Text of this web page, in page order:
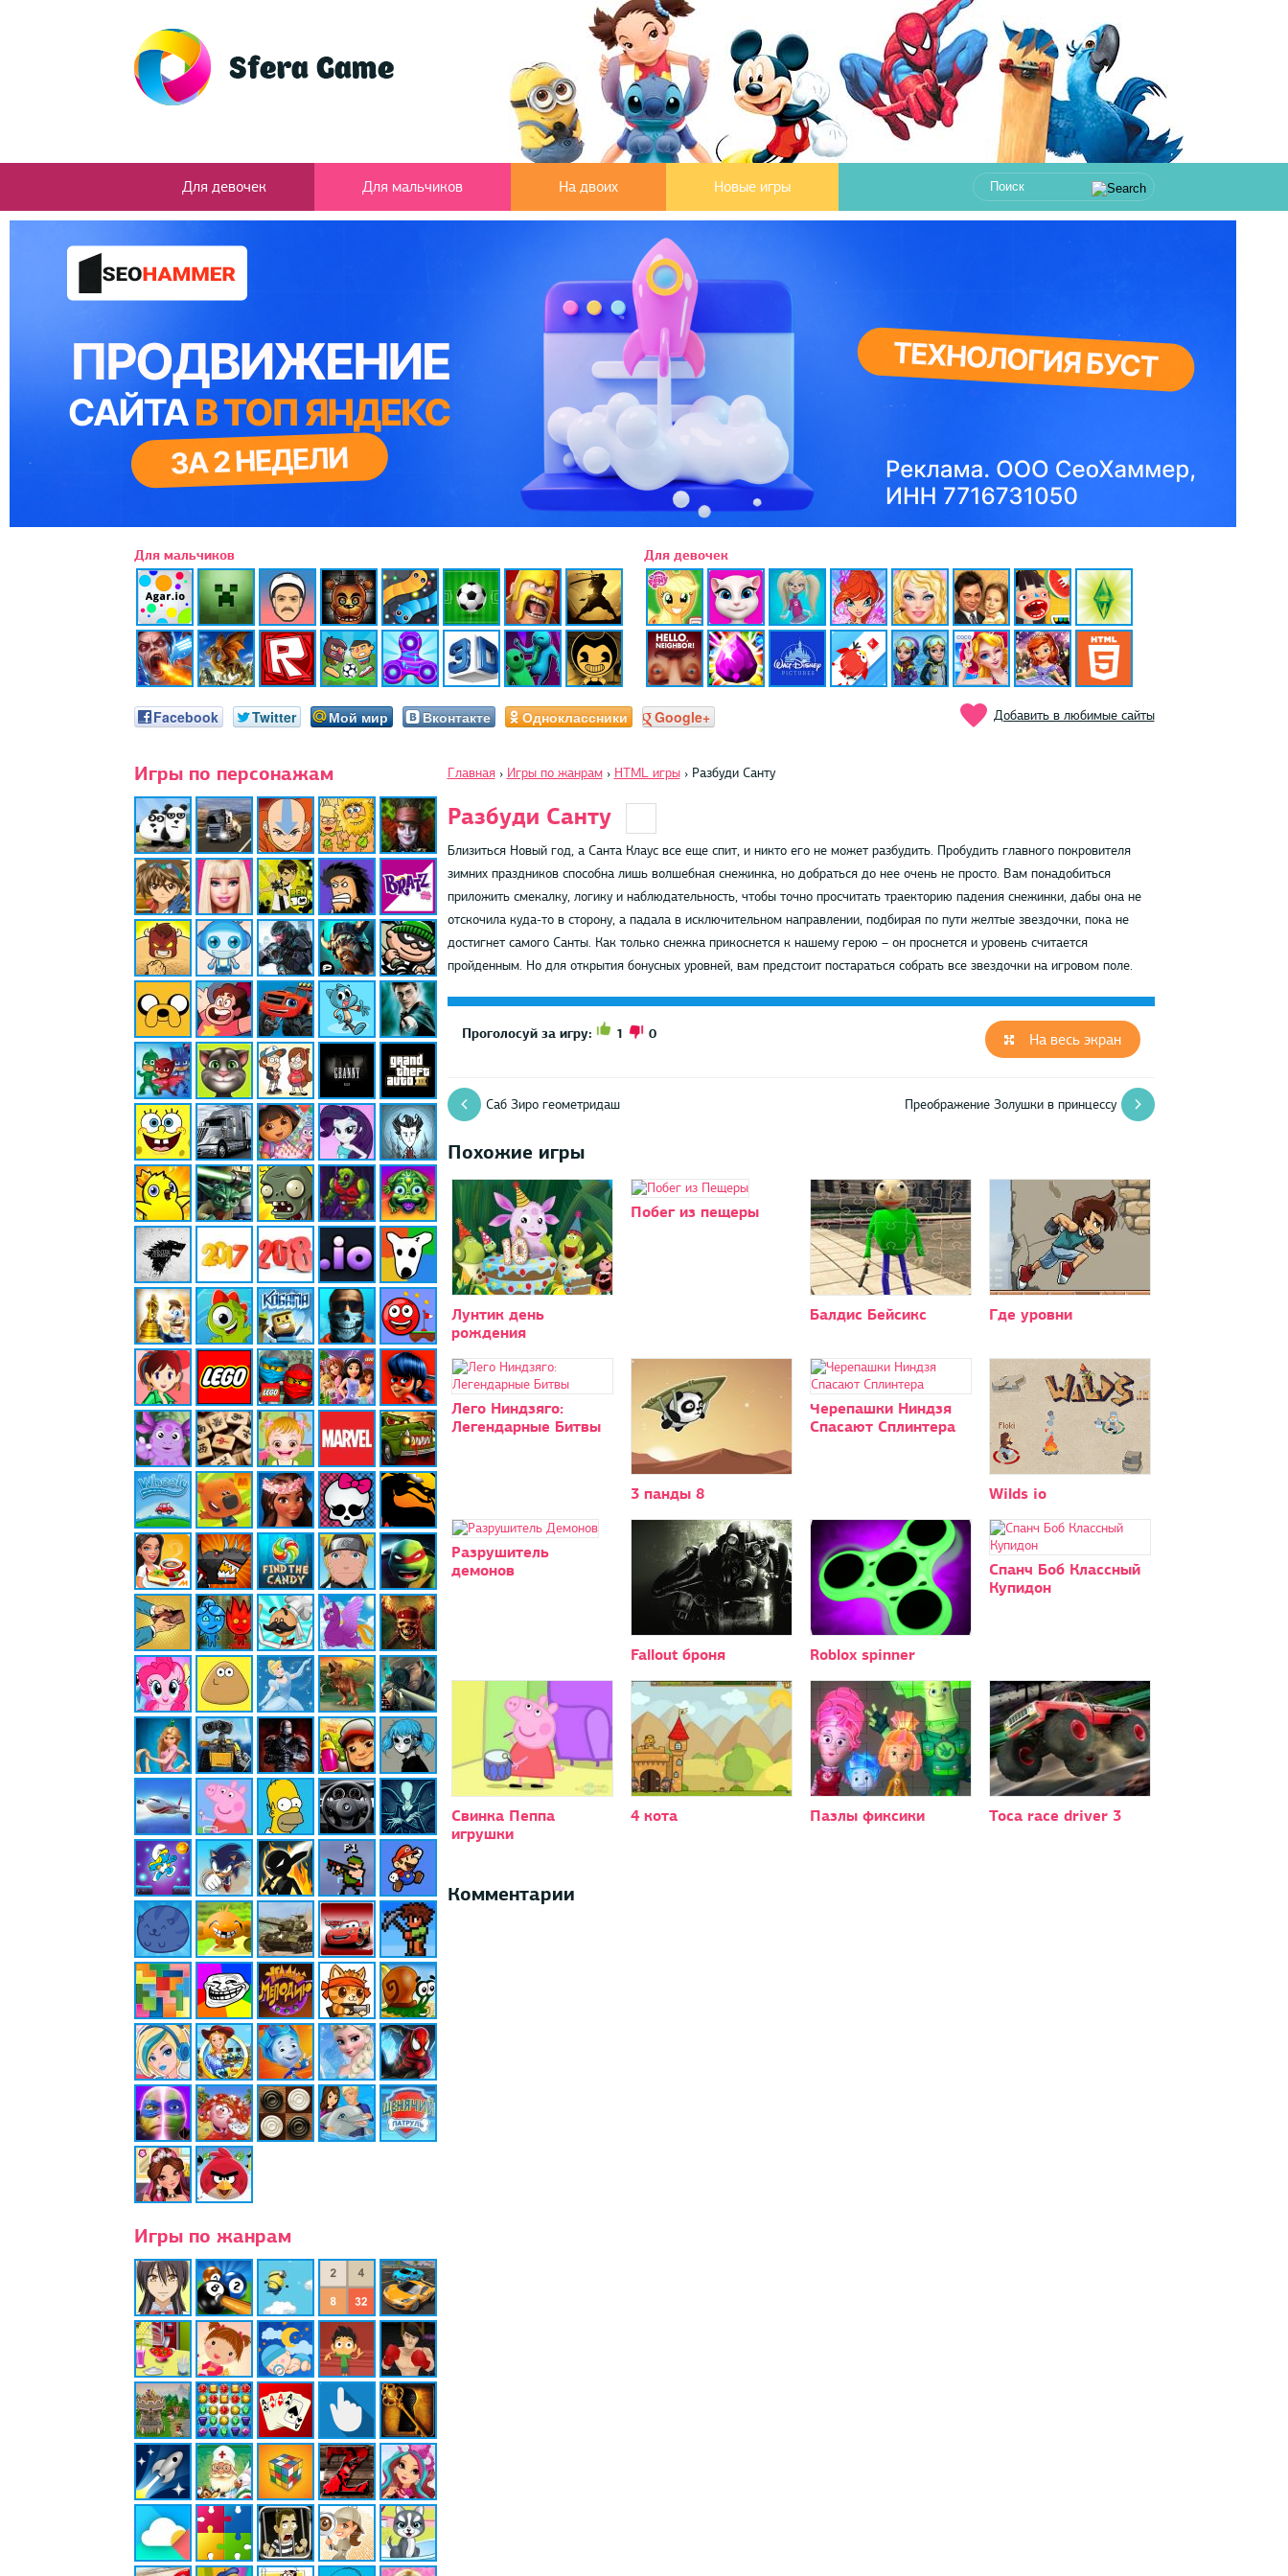
Для девочек Для мальчиков На двоих Новые игры
Для мальчиков Для девочек
Facebook Twitter Мой мир Вконтакте Одноклассники Google+ Добавить в любимые сайты
Игры по персонажам
Игры по жанрам
Главная › Игры по жанрам › HTML игры › Разбуди Санту
Разбуди Санту
Близиться Новый год, а Санта Клаус все еще спит, и никто его не может разбудить. Пробудить главного покровителя
зимних праздников способна лишь волшебная снежинка, но добраться до нее очень не просто. Вам понадобиться
приложить смекалку, логику и наблюдательность, чтобы точно просчитать траекторию падения снежинки, дабы она не
отскочила куда-то в сторону, а падала в исключительном направлении, подбирая по пути желтые звездочки, пока не
достигнет самого Санты. Как только снежка прикоснется к нашему герою – он проснется и уровень считается
пройденным. Но для открытия бонусных уровней, вам предстоит постараться собрать все звездочки на игровом поле.
На весь экран
Проголосуй за игру: 1 0
Саб Зиро геометридаш Преображение Золушки в принцессу
Похожие игры
Лунтик день
рождения
Побег из пещеры
Балдис Бейсикс Где уровни
Лего Ниндзяго:
Легендарные Битвы
3 панды 8
Черепашки Ниндзя
Спасают Сплинтера
Wilds io
Разрушитель
демонов
Fallout броня Roblox spinner
Спанч Боб Классный
Купидон
Свинка Пеппа
игрушки
4 кота Пазлы фиксики Toca race driver 3
Комментарии